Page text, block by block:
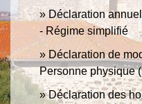
Déclaration
- Régime simplifié
Déclaration de
Personne physique
Déclaration des